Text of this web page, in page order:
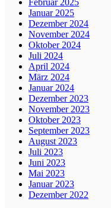
Januar 2025
Dezember 2024
November 2024
Oktober 2024
Juli 2024
April 2024
März 2024
Januar 2024
Dezember 2023
November 2023
Oktober 2023
September 2023
August 2023
Juli 2023
Juni 2023
Mai 2023
Januar 2023
Dezember 2022